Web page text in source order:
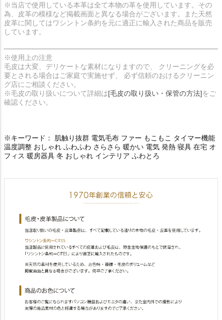
※当店で使用している本革は全て本物の革を使用しています。その
為、皮革の模様など掲載画面と異なる場合がございます。また天然
皮革に関してはワシントン条約を元に適正に輸入された商品を販売
しています。
※使用上の注意
毛皮は大変、デリケートな素材になりますので、 クリーニングを必
要とされる場合はご家庭で実施せず、 必ず信頼のおけるクリーニン
グ店にご相談ください。
※毛皮の取り扱いについて詳細は[毛皮の取り扱い・保管の方法]をご
確認ください。
※キーワード： 肌触り抜群 電気毛布 ファー もこもこ タイマー機能
温度調整 おしゃれ ふわふわ さらさら 暖かい 電気 発熱 寝具 在宅 オ
フィス 暖房器具 冬 おしゃれ インテリア ふわとろ